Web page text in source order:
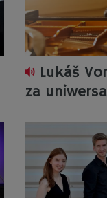
Lukáš
za